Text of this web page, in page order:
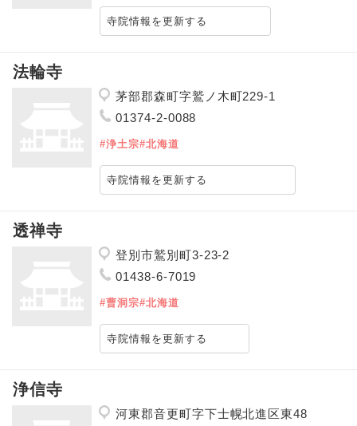
寺院情報を更新する
法輪寺
茅部郡森町字鷲ノ木町229-1
01374-2-0088
#浄土宗#北海道
寺院情報を更新する
透禅寺
登別市鷲別町3-23-2
01438-6-7019
#曹洞宗#北海道
寺院情報を更新する
浄信寺
河東郡音更町字下士幌北進区東48